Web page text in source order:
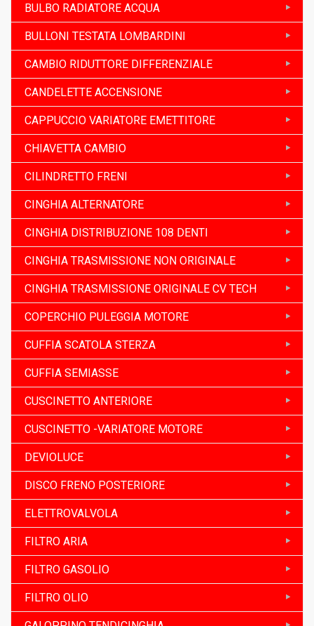
BULBO RADIATORE ACQUA
BULLONI TESTATA LOMBARDINI
CAMBIO RIDUTTORE DIFFERENZIALE
CANDELETTE ACCENSIONE
CAPPUCCIO VARIATORE EMETTITORE
CHIAVETTA CAMBIO
CILINDRETTO FRENI
CINGHIA ALTERNATORE
CINGHIA DISTRIBUZIONE 108 DENTI
CINGHIA TRASMISSIONE NON ORIGINALE
CINGHIA TRASMISSIONE ORIGINALE CV TECH
COPERCHIO PULEGGIA MOTORE
CUFFIA SCATOLA STERZA
CUFFIA SEMIASSE
CUSCINETTO ANTERIORE
CUSCINETTO -VARIATORE MOTORE
DEVIOLUCE
DISCO FRENO POSTERIORE
ELETTROVALVOLA
FILTRO ARIA
FILTRO GASOLIO
FILTRO OLIO